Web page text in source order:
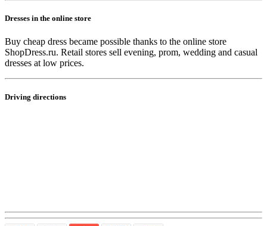
Dresses in the online store
Buy cheap dress became possible thanks to the online store
ShopDress.ru. Retail stores sell evening, prom, wedding and casual
dresses at low prices.
Driving directions